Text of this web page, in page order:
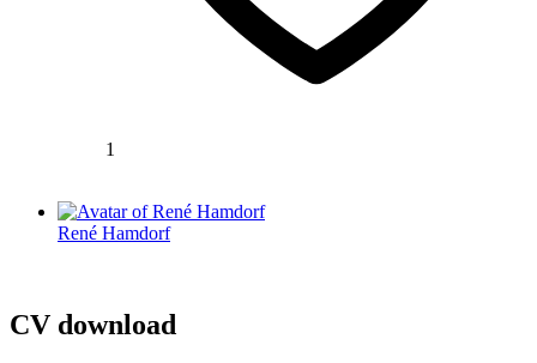
1
René Hamdorf
CV download